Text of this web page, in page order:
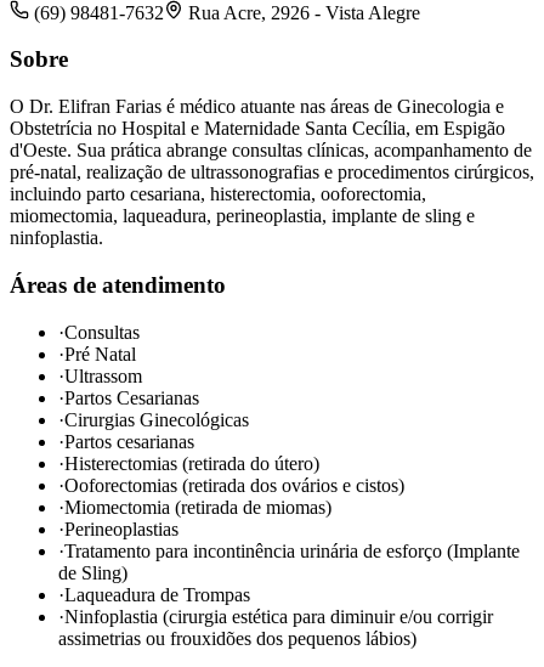
(69) 98481-7632 Rua Acre, 2926 - Vista Alegre
Sobre
O Dr. Elifran Farias é médico atuante nas áreas de Ginecologia e
Obstetrícia no Hospital e Maternidade Santa Cecília, em Espigão
d'Oeste. Sua prática abrange consultas clínicas, acompanhamento de
pré-natal, realização de ultrassonografias e procedimentos cirúrgicos,
incluindo parto cesariana, histerectomia, ooforectomia,
miomectomia, laqueadura, perineoplastia, implante de sling e
ninfoplastia.
Áreas de atendimento
·Consultas
·Pré Natal
·Ultrassom
·Partos Cesarianas
·Cirurgias Ginecológicas
·Partos cesarianas
·Histerectomias (retirada do útero)
·Ooforectomias (retirada dos ovários e cistos)
·Miomectomia (retirada de miomas)
·Perineoplastias
·Tratamento para incontinência urinária de esforço (Implante
de Sling)
·Laqueadura de Trompas
·Ninfoplastia (cirurgia estética para diminuir e/ou corrigir
assimetrias ou frouxidões dos pequenos lábios)